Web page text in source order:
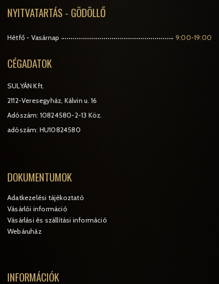
NYITVATARTÁS - GÖDÖLLŐ
Hétfő - Vasárnap 9:00-19:00
CÉGADATOK
SULYÁN Kft.
2112-Veresegyház, Kálvin u. 16
Adószám: 10824580-2-13 Köz.
adószám: HU10824580
DOKUMENTUMOK
Adatkezelési tájékoztató
Vásárlói információ
Vásárlási és szállítási információ
Webáruház
INFORMÁCIÓK